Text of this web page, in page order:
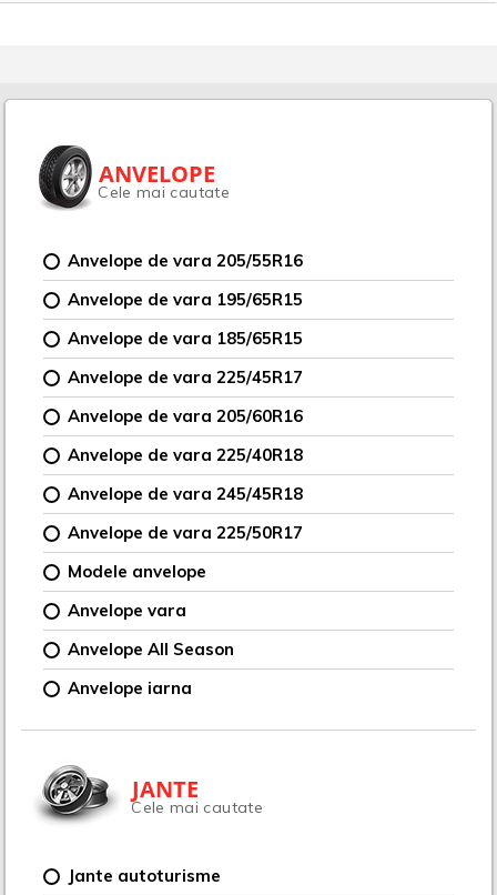
ANVELOPE
Cele mai cautate
Anvelope de vara 205/55R16
Anvelope de vara 195/65R15
Anvelope de vara 185/65R15
Anvelope de vara 225/45R17
Anvelope de vara 205/60R16
Anvelope de vara 225/40R18
Anvelope de vara 245/45R18
Anvelope de vara 225/50R17
Modele anvelope
Anvelope vara
Anvelope All Season
Anvelope iarna
JANTE
Cele mai cautate
Jante autoturisme